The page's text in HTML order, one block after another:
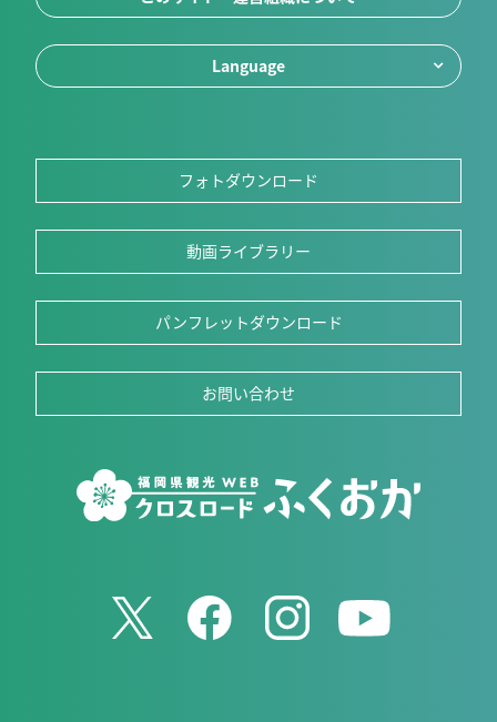
Language
フォトダウンロード
動画ライブラリー
パンフレットダウンロード
お問い合わせ